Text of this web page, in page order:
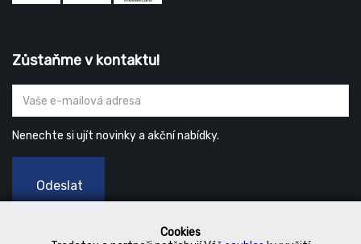
Cookies
Zůstaňme v kontaktu!
Nenechte si ujít novinky a akční nabídky.
Odeslat